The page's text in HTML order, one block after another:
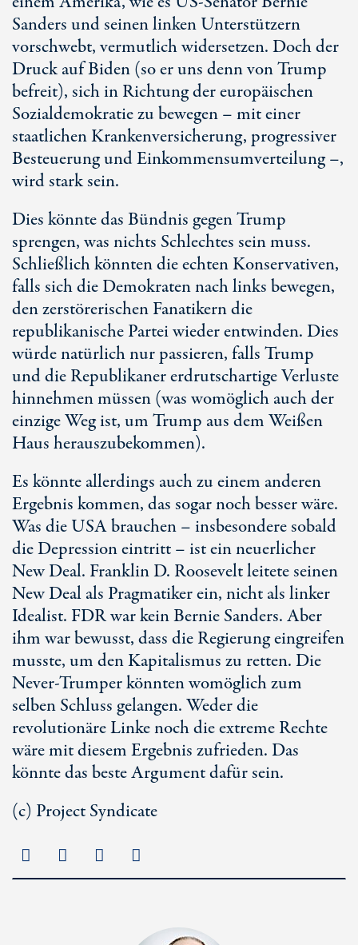
Sanders und seinen linken Unterstützern
vorschwebt, vermutlich widersetzen. Doch der
Druck auf Biden (so er uns denn von Trump
befreit), sich in Richtung der europäischen
Sozialdemokratie zu bewegen – mit einer
staatlichen Krankenversicherung, progressiver
Besteuerung und Einkommensumverteilung –,
wird stark sein.
Dies könnte das Bündnis gegen Trump
sprengen, was nichts Schlechtes sein muss.
Schließlich könnten die echten Konservativen,
falls sich die Demokraten nach links bewegen,
den zerstörerischen Fanatikern die
republikanische Partei wieder entwinden. Dies
würde natürlich nur passieren, falls Trump
und die Republikaner erdrutschartige Verluste
hinnehmen müssen (was womöglich auch der
einzige Weg ist, um Trump aus dem Weißen
Haus herauszubekommen).
Es könnte allerdings auch zu einem anderen
Ergebnis kommen, das sogar noch besser wäre.
Was die USA brauchen – insbesondere sobald
die Depression eintritt – ist ein neuerlicher
New Deal. Franklin D. Roosevelt leitete seinen
New Deal als Pragmatiker ein, nicht als linker
Idealist. FDR war kein Bernie Sanders. Aber
ihm war bewusst, dass die Regierung eingreifen
musste, um den Kapitalismus zu retten. Die
Never-Trumper könnten womöglich zum
selben Schluss gelangen. Weder die
revolutionäre Linke noch die extreme Rechte
wäre mit diesem Ergebnis zufrieden. Das
könnte das beste Argument dafür sein.
(c) Project Syndicate